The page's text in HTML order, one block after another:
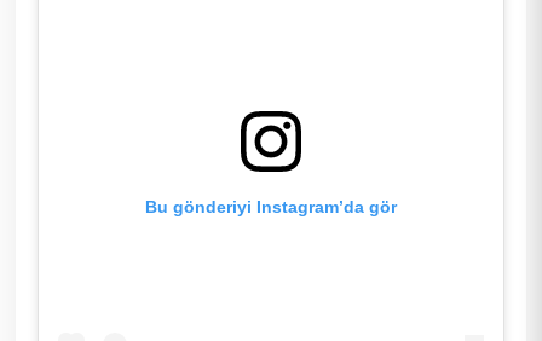
Bu gönderiyi Instagram’da gör